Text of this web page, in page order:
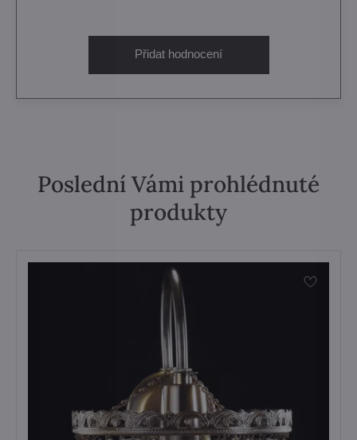
Přidat hodnocení
Poslední Vámi prohlédnuté
produkty